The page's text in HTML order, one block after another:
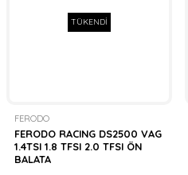
TÜKENDİ
FERODO
FERODO RACING DS2500 VAG
1.4TSI 1.8 TFSI 2.0 TFSI ÖN
BALATA